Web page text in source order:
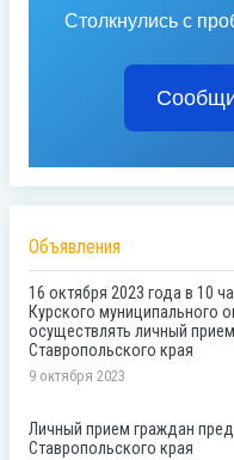
Столкнулись с
Объявления
16 октября 2023 года в 10
Курского муниципального
осуществлять личный
Ставропольского края
9 октября 2023
Личный прием граждан
Ставропольского края